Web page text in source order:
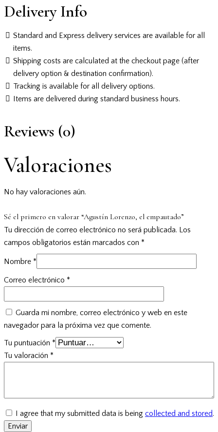
Delivery Info
Standard and Express delivery services are available for all
items.
Shipping costs are calculated at the checkout page (after
delivery option & destination confirmation).
Tracking is available for all delivery options.
Items are delivered during standard business hours.
Reviews (0)
Valoraciones
No hay valoraciones aún.
Sé el primero en valorar “Agustín Lorenzo, el empautado”
Tu dirección de correo electrónico no será publicada. Los
campos obligatorios están marcados con *
Nombre *
Correo electrónico *
Guarda mi nombre, correo electrónico y web en este
navegador para la próxima vez que comente.
Tu puntuación *
Tu valoración *
I agree that my submitted data is being collected and stored.